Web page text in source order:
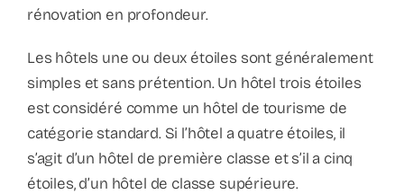
rénovation en profondeur.
Les hôtels une ou deux étoiles sont généralement
simples et sans prétention. Un hôtel trois étoiles
est considéré comme un hôtel de tourisme de
catégorie standard. Si l’hôtel a quatre étoiles, il
s’agit d’un hôtel de première classe et s’il a cinq
étoiles, d’un hôtel de classe supérieure.